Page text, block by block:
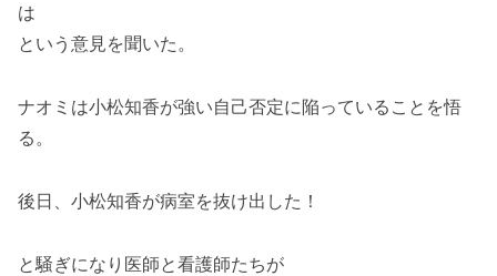
は
という意見を聞いた。
ナオミは小松知香が強い自己否定に陥っていることを悟
る。
後日、小松知香が病室を抜け出した！
と騒ぎになり医師と看護師たちが